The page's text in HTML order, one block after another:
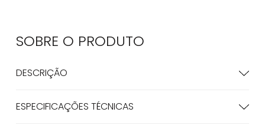
SOBRE O PRODUTO
DESCRIÇÃO
ESPECIFICAÇÕES TÉCNICAS